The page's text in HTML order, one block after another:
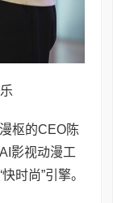
枢的CEO陈
影视动漫工
时尚”引擎。